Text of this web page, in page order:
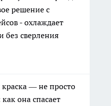
решение с
- охлаждает
без сверления
краска — не просто
она спасает